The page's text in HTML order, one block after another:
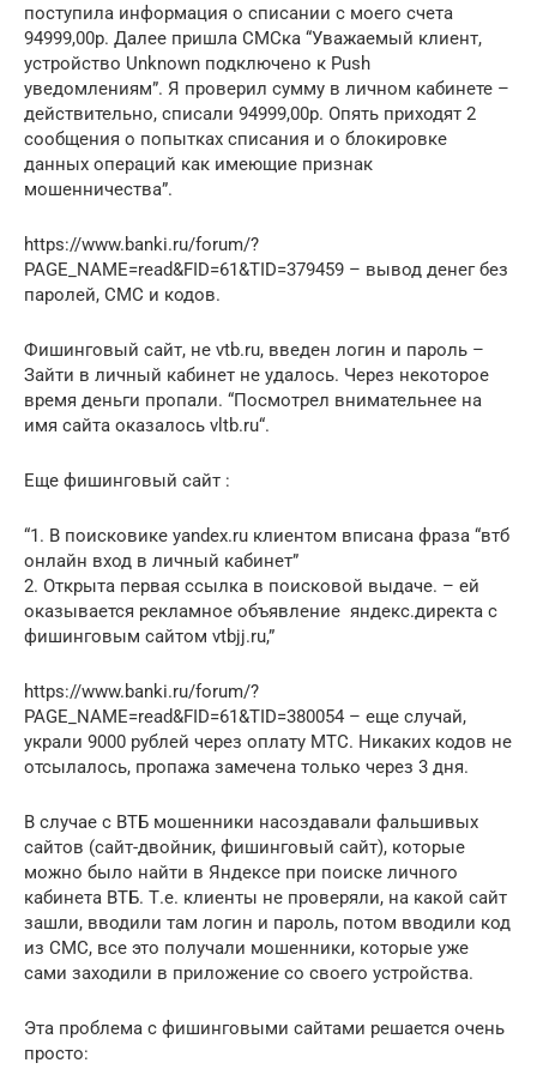
поступила информация о списании с моего счета
94999,00р. Далее пришла СМСка “Уважаемый клиент,
устройство Unknown подключено к Push
уведомлениям”. Я проверил сумму в личном кабинете –
действительно, списали 94999,00р. Опять приходят 2
сообщения о попытках списания и о блокировке
данных операций как имеющие признак
мошенничества”.
https://www.banki.ru/forum/?
PAGE_NAME=read&FID=61&TID=379459 – вывод денег без
паролей, СМС и кодов.
Фишинговый сайт, не vtb.ru, введен логин и пароль –
Зайти в личный кабинет не удалось. Через некоторое
время деньги пропали. “Посмотрел внимательнее на
имя сайта оказалось vltb.ru“.
Еще фишинговый сайт :
“1. В поисковике yandex.ru клиентом вписана фраза “втб
онлайн вход в личный кабинет”
2. Открыта первая ссылка в поисковой выдаче. – ей
оказывается рекламное объявление яндекс.директа с
фишинговым сайтом vtbjj.ru,”
https://www.banki.ru/forum/?
PAGE_NAME=read&FID=61&TID=380054 – еще случай,
украли 9000 рублей через оплату МТС. Никаких кодов не
отсылалось, пропажа замечена только через 3 дня.
В случае с ВТБ мошенники насоздавали фальшивых
сайтов (сайт-двойник, фишинговый сайт), которые
можно было найти в Яндексе при поиске личного
кабинета ВТБ. Т.е. клиенты не проверяли, на какой сайт
зашли, вводили там логин и пароль, потом вводили код
из СМС, все это получали мошенники, которые уже
сами заходили в приложение со своего устройства.
Эта проблема с фишинговыми сайтами решается очень
просто: